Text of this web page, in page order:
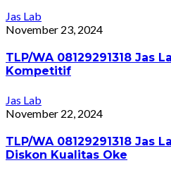
Jas Lab
November 23, 2024
TLP/WA 08129291318 Jas
Kompetitif
Jas Lab
November 22, 2024
TLP/WA 08129291318 Jas
Diskon Kualitas Oke